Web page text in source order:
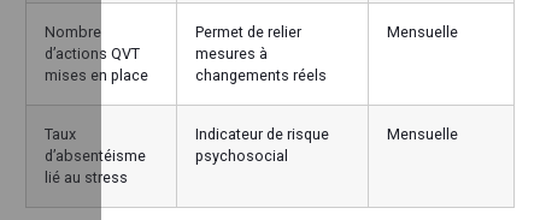
Nombre
d’actions QVT
mises en place
Permet de relier
mesures à
changements réels
Mensuelle
Taux
d’absentéisme
lié au stress
Indicateur de risque
psychosocial
Mensuelle